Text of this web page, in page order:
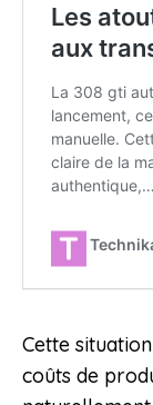
Cette
coûts de